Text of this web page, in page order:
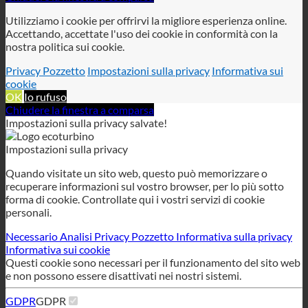
Utilizziamo i cookie per offrirvi la migliore esperienza online.
Accettando, accettate l'uso dei cookie in conformità con la
nostra politica sui cookie.
Privacy Pozzetto Impostazioni sulla privacy Informativa sui
cookie
OK Io rufuso
Chiudere la finestra a comparsa
Impostazioni sulla privacy salvate!
Impostazioni sulla privacy
Quando visitate un sito web, questo può memorizzare o
recuperare informazioni sul vostro browser, per lo più sotto
forma di cookie. Controllate qui i vostri servizi di cookie
personali.
NecessarioAnalisi Privacy Pozzetto Informativa sulla privacy
Informativa sui cookie
Questi cookie sono necessari per il funzionamento del sito web
e non possono essere disattivati nei nostri sistemi.
GDPRGDPR